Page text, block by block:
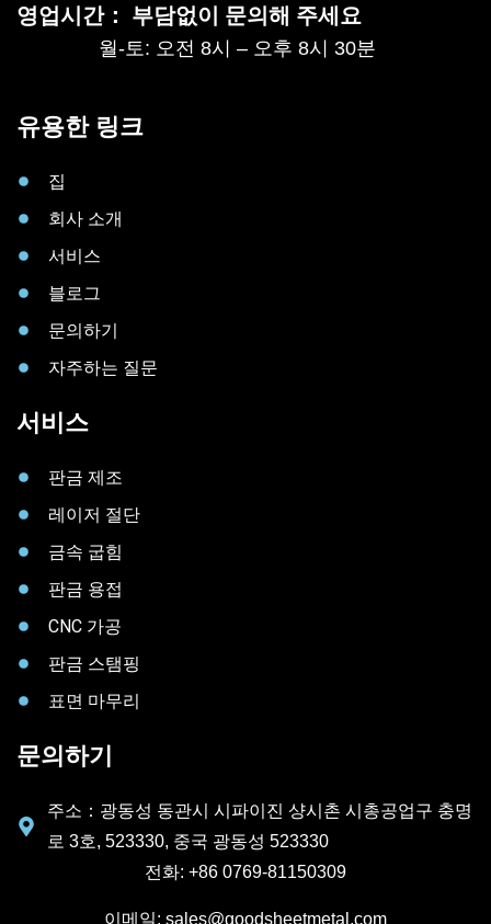
영업시간： 부담없이 문의해 주세요
월-토: 오전 8시 – 오후 8시 30분
유용한 링크
집
회사 소개
서비스
블로그
문의하기
자주하는 질문
서비스
판금 제조
레이저 절단
금속 굽힘
판금 용접
CNC 가공
판금 스탬핑
표면 마무리
문의하기
주소：광동성 동관시 시파이진 샹시촌 시총공업구 충명
로 3호, 523330, 중국 광동성 523330
전화: +86 0769-81150309
이메일: sales@goodsheetmetal.com